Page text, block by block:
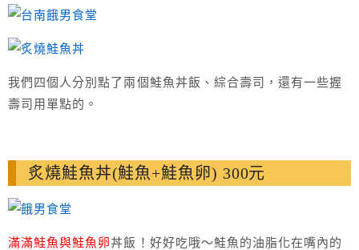
我們四個人分別點了兩個鮭魚丼飯、綜合壽司，還有一些握
壽司用單點的。
炙燒鮭魚丼(鮭魚+鮭魚卵) 300元
滿滿鮭魚與鮭魚卵丼飯！好好吃哦～鮭魚的油脂化在嘴內的